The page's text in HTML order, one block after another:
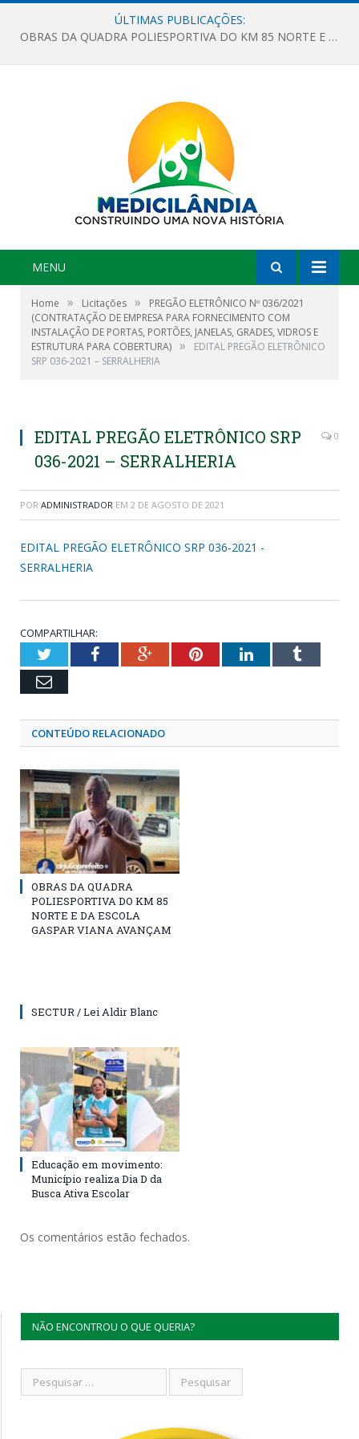
ÚLTIMAS PUBLICAÇÕES:
OBRAS DA QUADRA POLIESPORTIVA DO KM 85 NORTE E DA ESCOLA GASPAR VIANA AVANÇAM
MENU
Home » Licitações »
PREGÃO ELETRÔNICO Nº 036/2021
(CONTRATAÇÃO DE EMPRESA PARA FORNECIMENTO COM
INSTALAÇÃO DE PORTAS, PORTÕES, JANELAS, GRADES, VIDROS E
ESTRUTURA PARA COBERTURA) »
EDITAL PREGÃO ELETRÔNICO
SRP 036-2021 – SERRALHERIA
EDITAL PREGÃO ELETRÔNICO SRP
036-2021 – SERRALHERIA
0
POR ADMINISTRADOR EM 2 DE AGOSTO DE 2021
EDITAL PREGÃO ELETRÔNICO SRP 036-2021 -
SERRALHERIA
COMPARTILHAR:
TwitterFacebookGoogle+PinterestLinkedInTumblr
Email
CONTEÚDO RELACIONADO
OBRAS DA QUADRA
POLIESPORTIVA DO KM 85
NORTE E DA ESCOLA
GASPAR VIANA AVANÇAM
SECTUR / Lei Aldir Blanc
Educação em movimento:
Município realiza Dia D da
Busca Ativa Escolar
Os comentários estão fechados.
NÃO ENCONTROU O QUE QUERIA?